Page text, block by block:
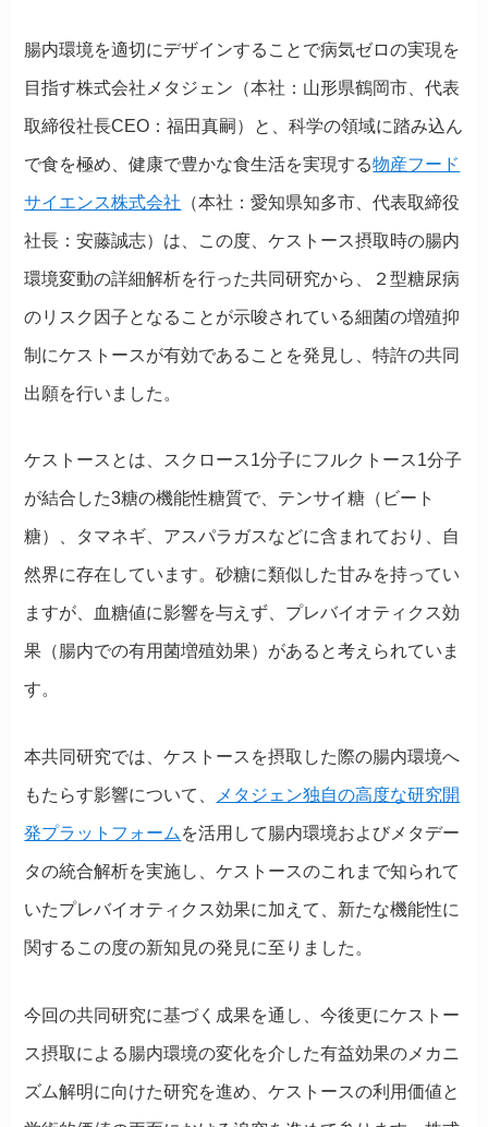
腸内環境を適切にデザインすることで病気ゼロの実現を
目指す株式会社メタジェン（本社：山形県鶴岡市、代表
取締役社長CEO：福田真嗣）と、科学の領域に踏み込ん
で食を極め、健康で豊かな食生活を実現する物産フード
サイエンス株式会社 （本社：愛知県知多市、代表取締役
社長：安藤誠志）は、この度、ケストース摂取時の腸内
環境変動の詳細解析を行った共同研究から、２型糖尿病
のリスク因子となることが示唆されている細菌の増殖抑
制にケストースが有効であることを発見し、特許の共同
出願を行いました。
ケストースとは、スクロース1分子にフルクトース1分子
が結合した3糖の機能性糖質で、テンサイ糖（ビート
糖）、タマネギ、アスパラガスなどに含まれており、自
然界に存在しています。砂糖に類似した甘みを持ってい
ますが、血糖値に影響を与えず、プレバイオティクス効
果（腸内での有用菌増殖効果）があると考えられていま
す。
本共同研究では、ケストースを摂取した際の腸内環境へ
もたらす影響について、 メタジェン独自の高度な研究開
発プラットフォーム を活用して腸内環境およびメタデー
タの統合解析を実施し、ケストースのこれまで知られて
いたプレバイオティクス効果に加えて、新たな機能性に
関するこの度の新知見の発見に至りました。
今回の共同研究に基づく成果を通し、今後更にケストー
ス摂取による腸内環境の変化を介した有益効果のメカニ
ズム解明に向けた研究を進め、ケストースの利用価値と